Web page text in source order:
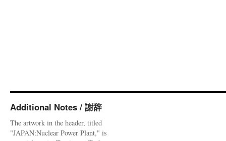
Additional Notes / 謝辞
The artwork in the header, titled
"JAPAN:Nuclear Power Plant," is